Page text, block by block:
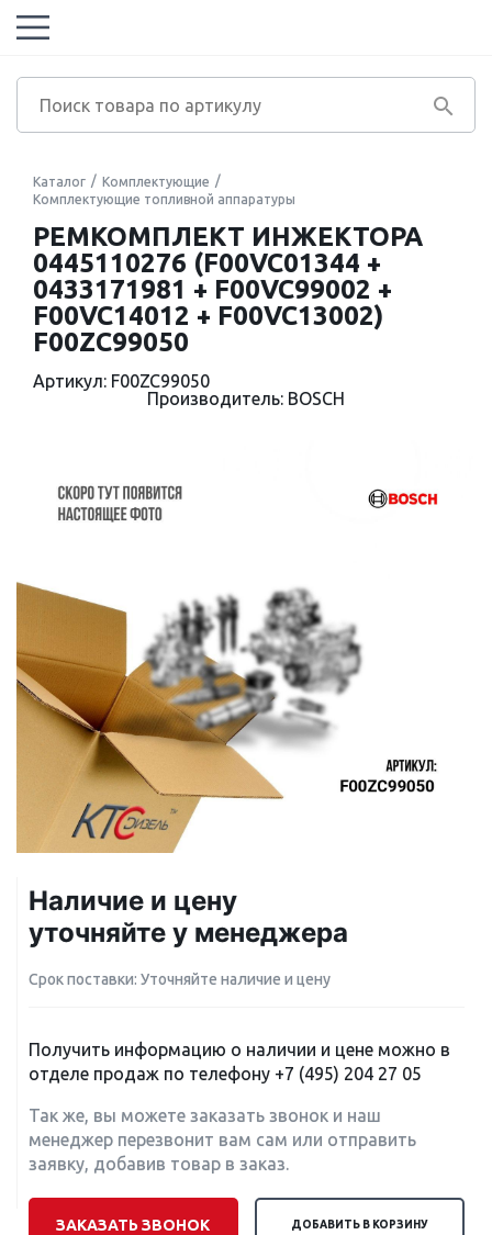
Каталог
Комплектующие
Комплектующие топливной аппаратуры
РЕМКОМПЛЕКТ ИНЖЕКТОРА
0445110276 (F00VC01344 +
0433171981 + F00VC99002 +
F00VC14012 + F00VC13002)
F00ZC99050
Артикул: F00ZC99050
Производитель: BOSCH
Наличие и цену
уточняйте у менеджера
Срок поставки: Уточняйте наличие и цену
Получить информацию о наличии и цене можно в
отделе продаж по телефону +7 (495) 204 27 05
Так же, вы можете заказать звонок и наш
менеджер перезвонит вам сам или отправить
заявку, добавив товар в заказ.
ЗАКАЗАТЬ ЗВОНОК ДОБАВИТЬ В КОРЗИНУ